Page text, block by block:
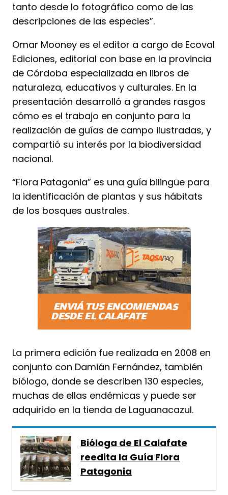
tanto desde lo fotográfico como de las
descripciones de las especies”.
Omar Mooney es el editor a cargo de Ecoval
Ediciones, editorial con base en la provincia
de Córdoba especializada en libros de
naturaleza, educativos y culturales. En la
presentación desarrolló a grandes rasgos
cómo es el trabajo en conjunto para la
realización de guías de campo ilustradas, y
compartió su interés por la biodiversidad
nacional.
“Flora Patagonia” es una guía bilingüe para
la identificación de plantas y sus hábitats
de los bosques australes.
La primera edición fue realizada en 2008 en
conjunto con Damián Fernández, también
biólogo, donde se describen 130 especies,
muchas de ellas endémicas y puede ser
adquirido en la tienda de Laguanacazul.
Bióloga de El Calafate
reedita la Guía Flora
Patagonia